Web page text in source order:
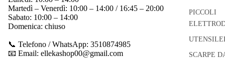
PICCOLI
SCARPE
Martedì – Venerdì: 10:00 – 14:00 / 16:45 – 20:00
Sabato: 10:00 – 14:00
Domenica: chiuso
📞 Telefono / WhatsApp: 3510874985
📧 Email: ellekashop00@gmail.com